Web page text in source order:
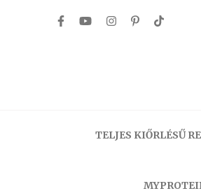
TELJES KIŐRLÉSŰ